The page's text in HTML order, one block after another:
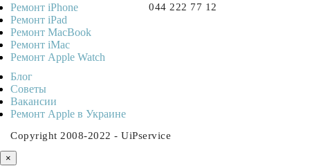
044 222 77 12
Ремонт iPhone
Ремонт iPad
Ремонт MacBook
Ремонт iMac
Ремонт Apple Watch
Блог
Советы
Ваканcии
Ремонт Apple в Украине
Copyright 2008-2022 - UiPservice
×